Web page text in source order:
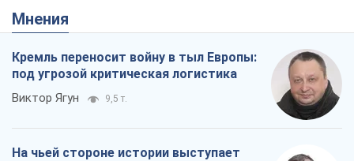
Мнения
Кремль переносит войну в тыл Европы:
под угрозой критическая логистика
Виктор Ягун 9,5 т.
На чьей стороне истории выступает